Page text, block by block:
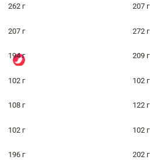
262 г 207 г
207 г 272 г
194 г 209 г
102 г 102 г
108 г 122 г
102 г 102 г
196 г 202 г